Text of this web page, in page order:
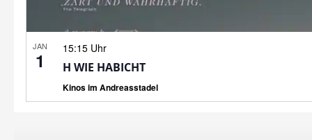
JAN
1
15:15 Uhr
H WIE HABICHT
Kinos im Andreasstadel